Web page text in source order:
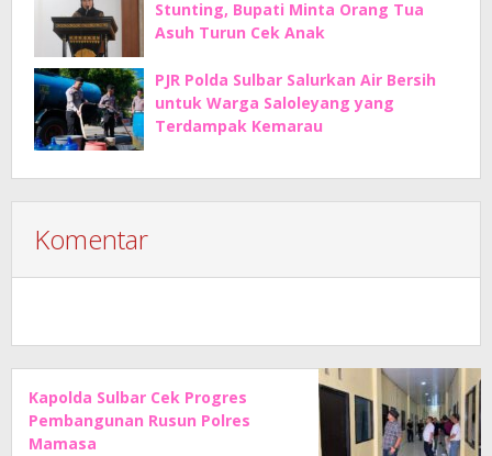
Stunting, Bupati Minta Orang Tua
Asuh Turun Cek Anak
PJR Polda Sulbar Salurkan Air Bersih
untuk Warga Saloleyang yang
Terdampak Kemarau
Komentar
Kapolda Sulbar Cek Progres
Pembangunan Rusun Polres
Mamasa